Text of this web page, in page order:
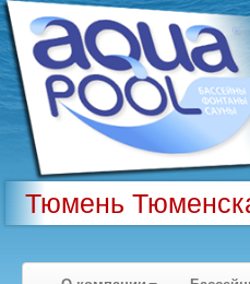
Тюмень